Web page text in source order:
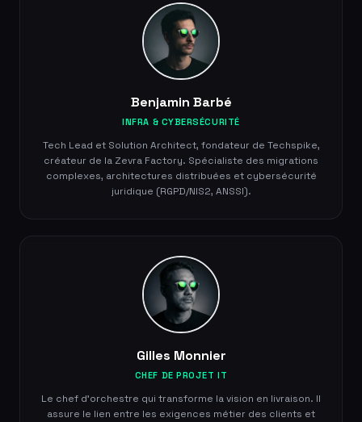
Benjamin Barbé
INFRA & CYBERSÉCURITÉ
Tech Lead et Solution Architect, fondateur de Techspike,
créateur de la Zevra Factory. Spécialiste des migrations
complexes, architectures distribuées et cybersécurité
juridique (RGPD/NIS2, ANSSI).
Gilles Monnier
CHEF DE PROJET IT
Le chef d'orchestre qui transforme la vision en livraison. Il
assure le lien entre les exigences métier des clients et